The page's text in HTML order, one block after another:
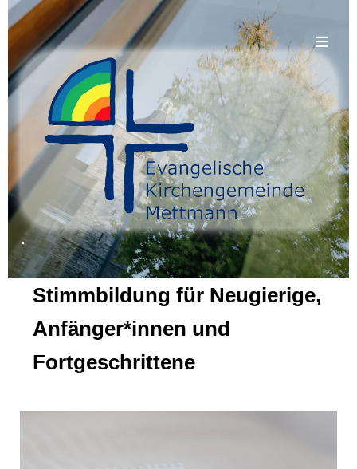
.
Stimmbildung für Neugierige,
Anfänger*innen und
Fortgeschrittene